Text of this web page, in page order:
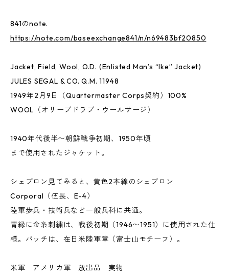
841のnote.
https://note.com/baseexchange841/n/n69483bf20850
Jacket, Field, Wool, O.D. (Enlisted Man’s “Ike” Jacket)
JULES SEGAL & CO. Q.M. 11948
1949年2月9日（Quartermaster Corps契約）100%
WOOL（オリーブドラブ・ウールサージ）
1940年代後半〜朝鮮戦争初期、1950年頃
まで使用されたジャケット。
シェブロン見てみると、黄色2本線のシェブロン
Corporal（伍長、E-4）
陸軍歩兵・技術兵など一般兵科に共通。
青縁に金糸刺繍は、戦後初期（1946〜1951）に使用された仕
様。パッチは、在日米陸軍章（富士山モチーフ）。
米軍 アメリカ軍 放出品 実物